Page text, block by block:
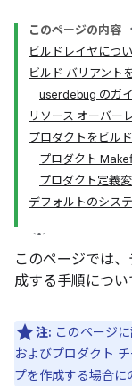
このページの内容
ビルドレイヤにつ
ビルド バリアント
userdebug のガ
リソース オーバー
プロダクトをビル
プロダクト
プロダクト定義
デフォルトのシス
このページでは
成する手順につい
注: このページ
およびプロダクト
プを作成する場合に